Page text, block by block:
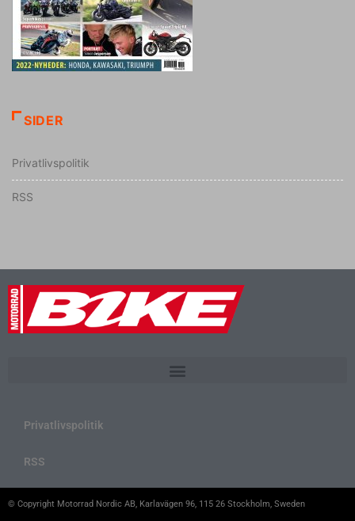
SIDER
Privatlivspolitik
RSS
Privatlivspolitik
RSS
© Copyright Motorrad Nordic AB, Karlavägen 96, 115 26 Stockholm, Sweden